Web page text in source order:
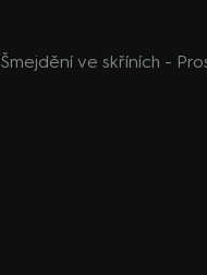
Šmejdění ve skříních -